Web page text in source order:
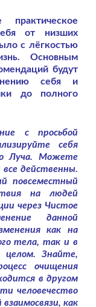
от низших
с лёгкостью
Основным
будут
себя и
до полного
с просьбой
себя
Луча. Можете
действенны.
повсеместный
на людей
через Чистое
данной
как на
тела, так и в
целом. Знайте,
очищения
в другом
человечество
как